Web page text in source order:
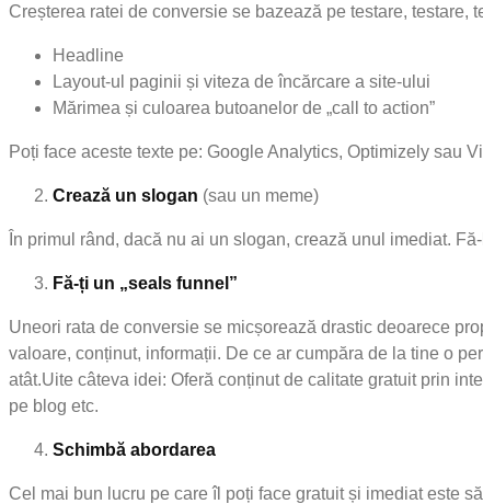
Creșterea ratei de conversie se bazează pe testare, testare,
Headline
Layout-ul paginii și viteza de încărcare a site-ului
Mărimea și culoarea butoanelor de „call to action”
Poți face aceste texte pe: Google Analytics, Optimizely sau
Crează un slogan (sau un meme)
În primul rând, dacă nu ai un slogan, crează unul imediat.
Fă-ți un „seals funnel”
Uneori rata de conversie se micșorează drastic deoarece
valoare, conținut, informații. De ce ar cumpăra de la tine o
atât.Uite câteva idei: Oferă conținut de calitate gratuit prin
pe blog etc.
Schimbă abordarea
Cel mai bun lucru pe care îl poți face gratuit și imediat este